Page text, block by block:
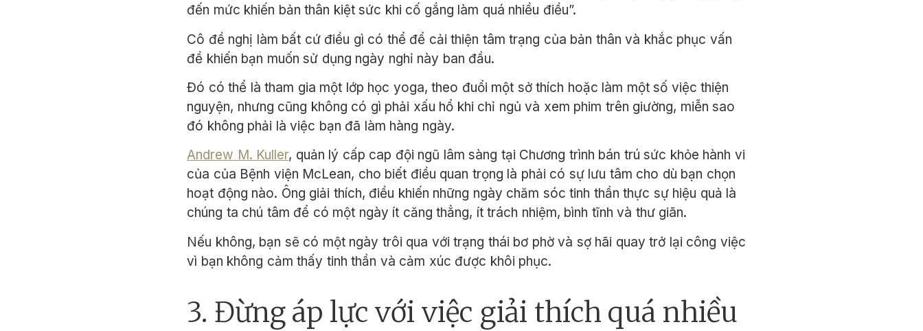
đến mức khiến bản thân kiệt sức khi cố gắng làm quá nhiều điều”.
Cô đề nghị làm bất cứ điều gì có thể để cải thiện tâm trạng của bản thân và khắc phục vấn
đề khiến bạn muốn sử dụng ngày nghỉ này ban đầu.
Đó có thể là tham gia một lớp học yoga, theo đuổi một sở thích hoặc làm một số việc thiện
nguyện, nhưng cũng không có gì phải xấu hổ khi chỉ ngủ và xem phim trên giường, miễn sao
đó không phải là việc bạn đã làm hàng ngày.
Andrew M. Kuller, quản lý cấp cap đội ngũ lâm sàng tại Chương trình bán trú sức khỏe hành vi
của của Bệnh viện McLean, cho biết điều quan trọng là phải có sự lưu tâm cho dù bạn chọn
hoạt động nào. Ông giải thích, điều khiến những ngày chăm sóc tinh thần thực sự hiệu quả là
chúng ta chú tâm để có một ngày ít căng thẳng, ít trách nhiệm, bình tĩnh và thư giãn.
Nếu không, bạn sẽ có một ngày trôi qua với trạng thái bơ phờ và sợ hãi quay trở lại công việc
vì bạn không cảm thấy tinh thần và cảm xúc được khôi phục.
3. Đừng áp lực với việc giải thích quá nhiều